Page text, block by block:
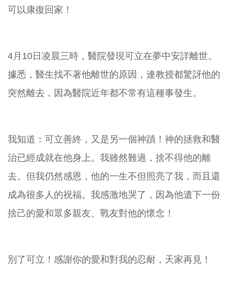
可以康復回家！
4月10日凌晨三時，醫院發現可立在夢中安詳離世。
據悉，醫生找不著他離世的原因，連教授都驚訝他的
突然離去，因為醫院近年都不常有這種事發生。
我知道：可立善終，又是另一個神蹟！神的拯救和醫
治已經成就在他身上。我雖然難過，捨不得他的離
去。但我仍然感恩，他的一生不但照亮了我，而且還
成為很多人的祝福。我感激地哭了，因為他遺下一份
捨己的愛和眾多親友、戰友對他的懷念！
別了可立！感謝你的愛和對我的忍耐，天家再見！